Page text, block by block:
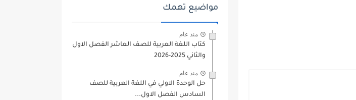
مواضيع تهمك
منذ عام
كتاب اللغة العربية للصف العاشر الفصل الاول
والثاني 2025-2026
منذ عام
حل الوحدة الاولي في اللغة العربية للصف
السادس الفصل الاول...